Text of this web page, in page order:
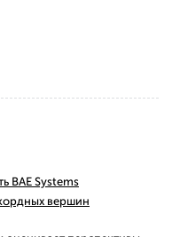
BAE Systems
вершин